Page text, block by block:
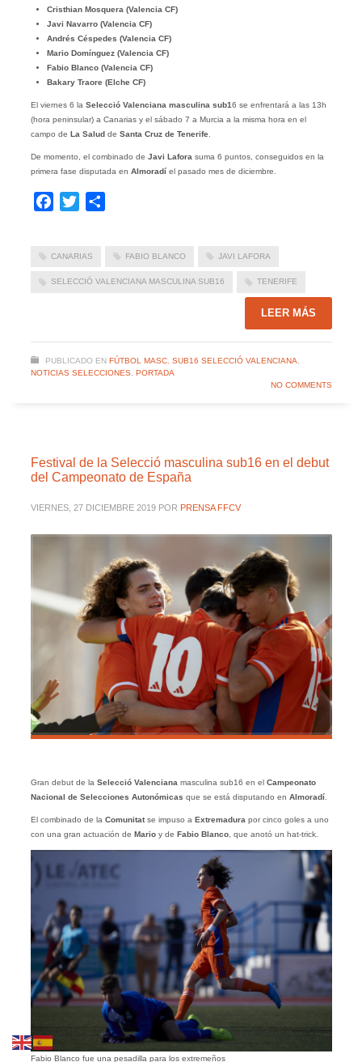
Cristhian Mosquera (Valencia CF)
Javi Navarro (Valencia CF)
Andrés Céspedes (Valencia CF)
Mario Domínguez (Valencia CF)
Fabio Blanco (Valencia CF)
Bakary Traore (Elche CF)
El viernes 6 la Selecció Valenciana masculina sub16 se enfrentará a las 13h
(hora peninsular) a Canarias y el sábado 7 a Murcia a la misma hora en el
campo de La Saludde Santa Cruz de Tenerife.
De momento, el combinado de Javi Lafora suma 6 puntos, conseguidos en la
primera fase disputada en Almoradíel pasado mes de diciembre.
Facebook
Twitter
CANARIAS FABIO BLANCO JAVI LAFORA
SELECCIÓ VALENCIANA MASCULINA SUB16 TENERIFE
LEER MÁS
PUBLICADO EN FÚTBOL MASC. SUB16 SELECCIÓ VALENCIANA
NOTICIAS SELECCIONES, PORTADA
NO COMMENTS
Festival de la Selecció masculina sub16 en el debut
del Campeonato de España
VIERNES, 27 DICIEMBRE 2019 POR PRENSA FFCV
Gran debut de la Selecció Valenciana masculina sub16 en el Campeonato
Nacional de Selecciones Autonómicas que se está disputando en Almoradí.
El combinado de la Comunitatse impuso a Extremadura por cinco goles a uno
con una gran actuación de Marioy de Fabio Blanco, que anotó un hat-trick.
Fabio Blanco fue una pesadilla para los extremeños